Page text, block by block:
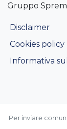
Gruppo
Disclaimer
Cookies policy
Informativa
Per inviare